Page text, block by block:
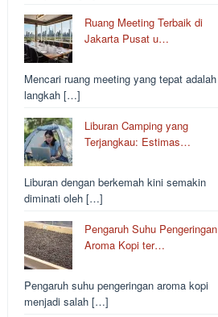
Ruang Meeting Terbaik di
Jakarta Pusat u…
Mencari ruang meeting yang tepat adalah
langkah […]
Liburan Camping yang
Terjangkau: Estimas…
Liburan dengan berkemah kini semakin
diminati oleh […]
Pengaruh Suhu Pengeringan
Aroma Kopi ter…
Pengaruh suhu pengeringan aroma kopi
menjadi salah […]